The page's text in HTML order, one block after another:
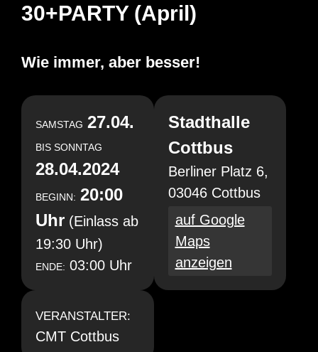
30+PARTY (April)
Wie immer, aber besser!
SAMSTAG 27.04.
BIS SONNTAG
28.04.2024
BEGINN: 20:00
Uhr (Einlass ab
19:30 Uhr)
ENDE: 03:00 Uhr
Stadthalle
Cottbus
Berliner Platz 6,
03046 Cottbus
auf Google
Maps
anzeigen
VERANSTALTER:
CMT Cottbus